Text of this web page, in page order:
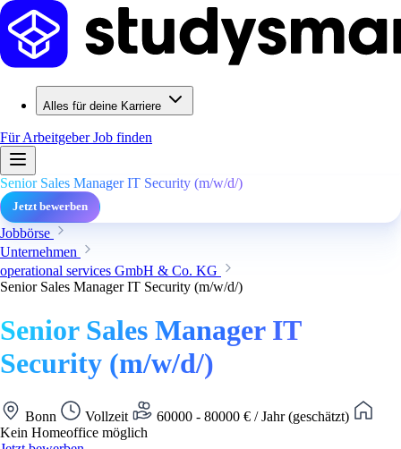
Alles für deine Karriere
Für ArbeitgeberJob finden
Senior Sales Manager IT Security (m/w/d/)
Jetzt bewerben
Jobbörse
Unternehmen
operational services GmbH & Co. KG
Senior Sales Manager IT Security (m/w/d/)
Senior Sales Manager IT
Security (m/w/d/)
Bonn Vollzeit
60000 - 80000 € / Jahr (geschätzt)
Kein Homeoffice möglich